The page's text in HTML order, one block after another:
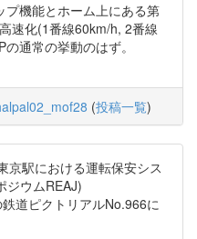
プ機能とホーム上にある第
速化(1番線60km/h, 2番線
通常の挙動のはず。
(投稿一覧)
京駅における運転保安シス
ジウムREAJ)
道ピクトリアルNo.966に